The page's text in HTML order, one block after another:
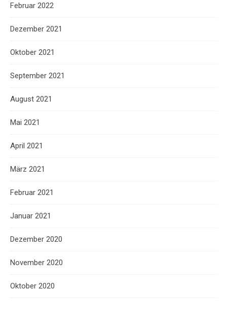
Februar 2022
Dezember 2021
Oktober 2021
September 2021
August 2021
Mai 2021
April 2021
März 2021
Februar 2021
Januar 2021
Dezember 2020
November 2020
Oktober 2020